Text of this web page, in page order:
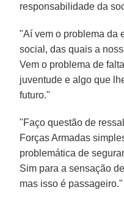
responsabilidade da
"Aí vem o problema da
social, das quais a
Vem o problema de
juventude e algo que
futuro."
"Faço questão de
Forças Armadas
problemática de
Sim para a sensação
mas isso é passageiro."